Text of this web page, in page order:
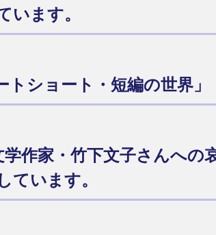
います。
ショート・短編の世界」
作家・竹下文子さんへの
ています。